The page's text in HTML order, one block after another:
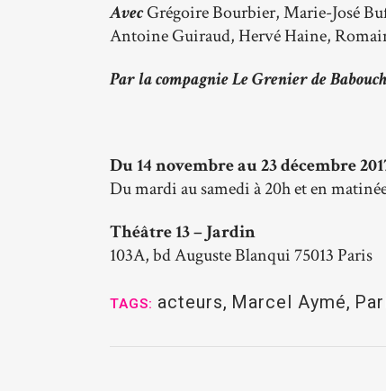
AvecGrégoire Bourbier, Marie-José
Antoine Guiraud, Hervé Haine,
Par la compagnie Le Grenier de
Du 14 novembre au 23 décembre
Du mardi au samedi à 20h et en
Théâtre 13 – Jardin
103A, bd Auguste Blanqui 75013 Paris
TAGS: acteurs, Marcel Aymé,